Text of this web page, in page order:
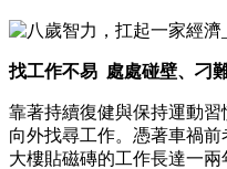
找工作不易 處處碰壁、刁
靠著持續復健與保持運動
向外找尋工作。憑著車禍
大樓貼磁磚的工作長達一